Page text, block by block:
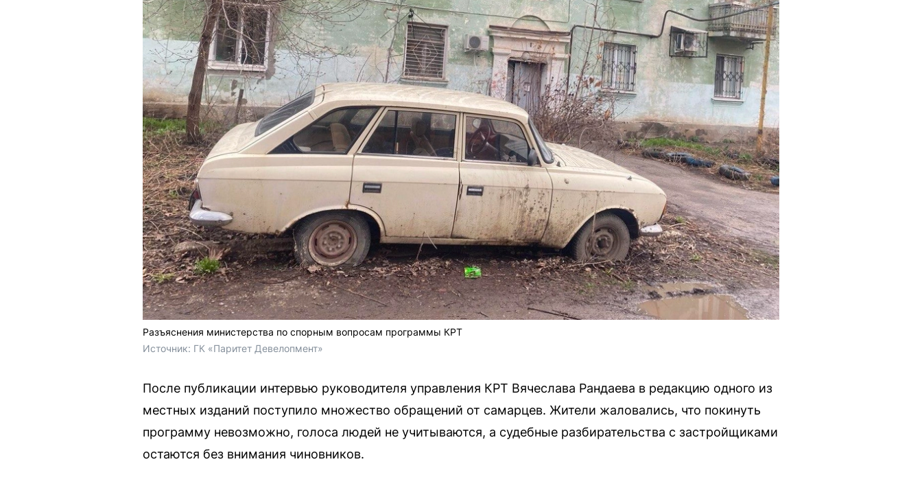
Разъяснения министерства по спорным вопросам программы КРТ
Источник: ГК «Паритет Девелопмент»
После публикации интервью руководителя управления КРТ Вячеслава Рандаева в редакцию одного из
местных изданий поступило множество обращений от самарцев. Жители жаловались, что покинуть
программу невозможно, голоса людей не учитываются, а судебные разбирательства с застройщиками
остаются без внимания чиновников.